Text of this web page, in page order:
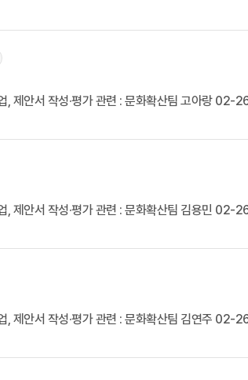
안서 작성·평가 관련 : 문화확산팀 고아랑
제안서 작성·평가 관련 : 문화확산팀 김용민
안서 작성·평가 관련 : 문화확산팀 김연주